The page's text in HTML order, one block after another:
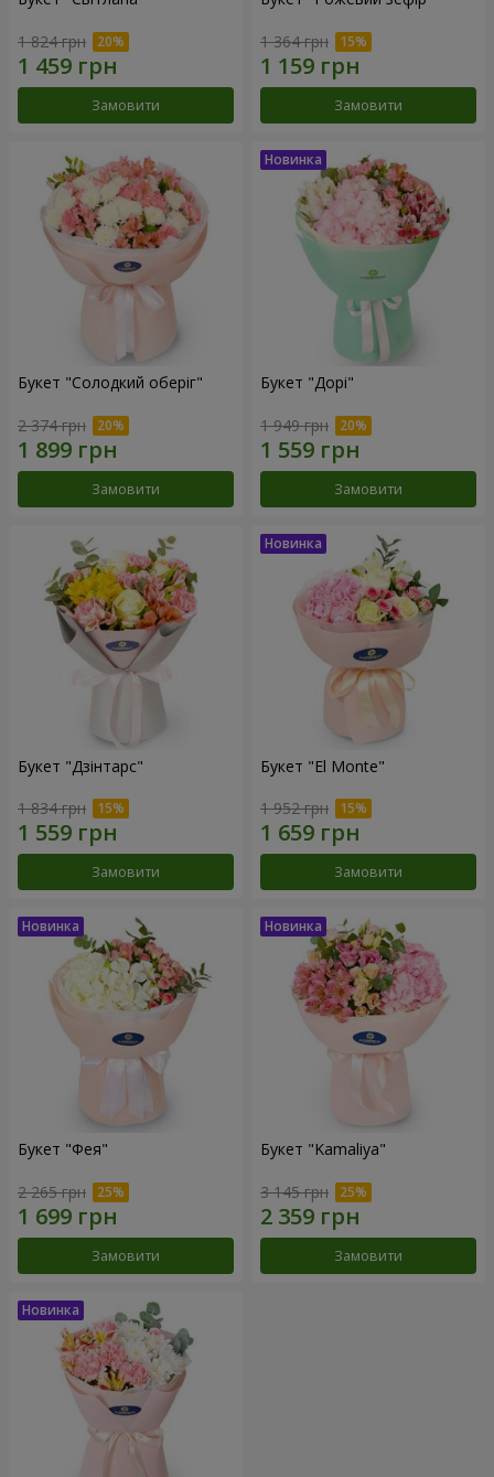
1 824 грн
Замовити
1 364 грн
Замовити
Букет "Солодкий оберіг"
2 374 грн
Замовити
Букет "Дорі"
1 949 грн
Замовити
Букет "Дзінтарс"
1 834 грн
Замовити
Букет "El Monte"
1 952 грн
Замовити
Букет "Фея"
2 265 грн
Замовити
Букет "Kamaliya"
3 145 грн
Замовити